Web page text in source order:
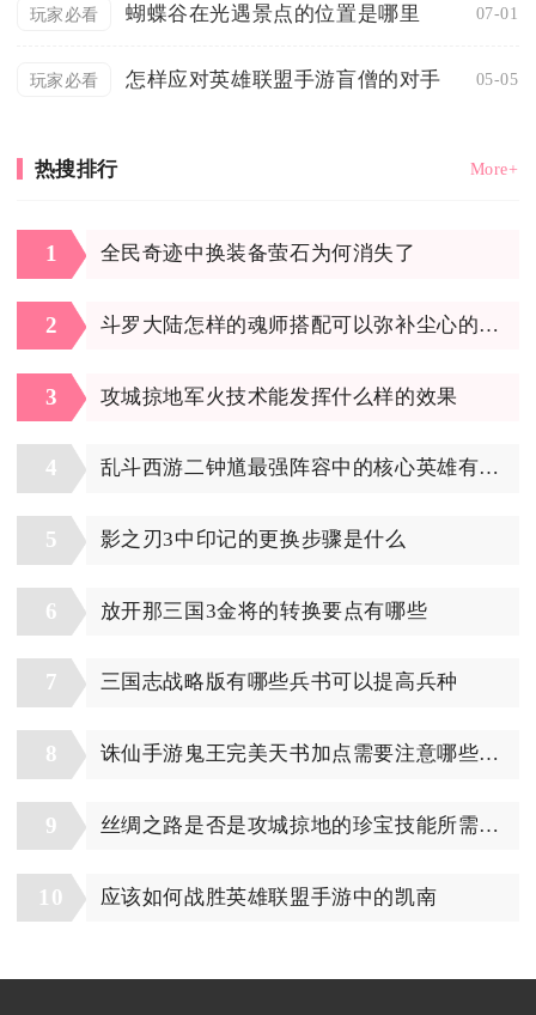
玩家必看 蝴蝶谷在光遇景点的位置是哪里 07-01
玩家必看 怎样应对英雄联盟手游盲僧的对手 05-05
热搜排行 More+
1 全民奇迹中换装备萤石为何消失了
2 斗罗大陆怎样的魂师搭配可以弥补尘心的不足
3 攻城掠地军火技术能发挥什么样的效果
4 乱斗西游二钟馗最强阵容中的核心英雄有哪些
5 影之刃3中印记的更换步骤是什么
6 放开那三国3金将的转换要点有哪些
7 三国志战略版有哪些兵书可以提高兵种
8 诛仙手游鬼王完美天书加点需要注意哪些细节
9 丝绸之路是否是攻城掠地的珍宝技能所需之地
10 应该如何战胜英雄联盟手游中的凯南